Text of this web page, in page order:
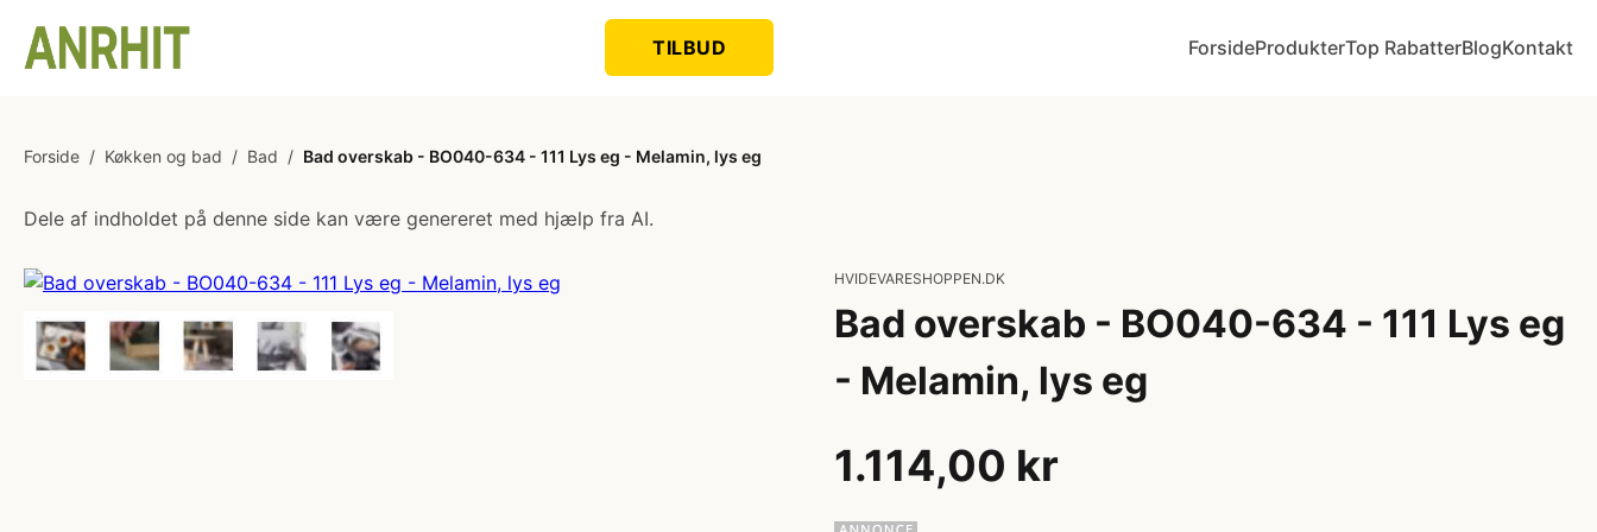
TILBUD ForsideProdukterTop RabatterBlogKontakt
Forside / Køkken og bad / Bad / Bad overskab - BO040-634 - 111 Lys eg - Melamin, lys eg
Dele af indholdet på denne side kan være genereret med hjælp fra AI.
HVIDEVARESHOPPEN.DK
Bad overskab - BO040-634 - 111 Lys eg
- Melamin, lys eg
1.114,00 kr